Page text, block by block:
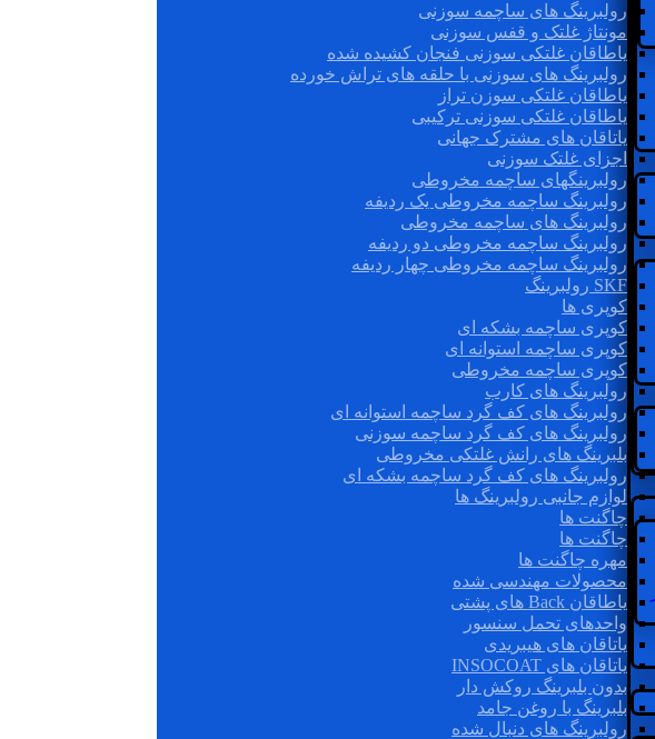
رولبرینگ های ساچمه سوزنی
مونتاژ غلتک و قفس سوزنی
یاطاقان غلتکی سوزنی فنجان کشیده شده
رولبرینگ های سوزنی با حلقه های تراش خورده
یاطاقان غلتکی سوزن تراز
یاطاقان غلتکی سوزنی ترکیبی
یاتاقان های مشترک جهانی
اجزای غلتک سوزنی
رولبرینگهای ساچمه مخروطی
رولبرینگ ساچمه مخروطی یک ردیفه
رولبرینگ های ساچمه مخروطی
رولبرینگ ساچمه مخروطی دو ردیفه
رولبرینگ ساچمه مخروطی چهار ردیفه
SKF رولبرینگ
کوپری ها
کوپری ساچمه بشکه ای
کوپری ساچمه استوانه ای
کوپری ساچمه مخروطی
رولبرینگ های کارب
رولبرینگ های کف گرد ساچمه استوانه ای
رولبرینگ های کف گرد ساچمه سوزنی
بلبرینگ های رانش غلتکی مخروطی
رولبرینگ های کف گرد ساچمه بشکه ای
لوازم جانبی رولبرینگ ها
چاگنت ها
چاگنت ها
مهره چاگنت ها
محصولات مهندسی شده
یاطاقان Back های پشتی
واحدهای تحمل سنسور
یاتاقان های هیبریدی
یاتاقان های INSOCOAT
بدون بلبرینگ روکش دار
بلبرینگ با روغن جامد
رولبرینگ های دنبال شده